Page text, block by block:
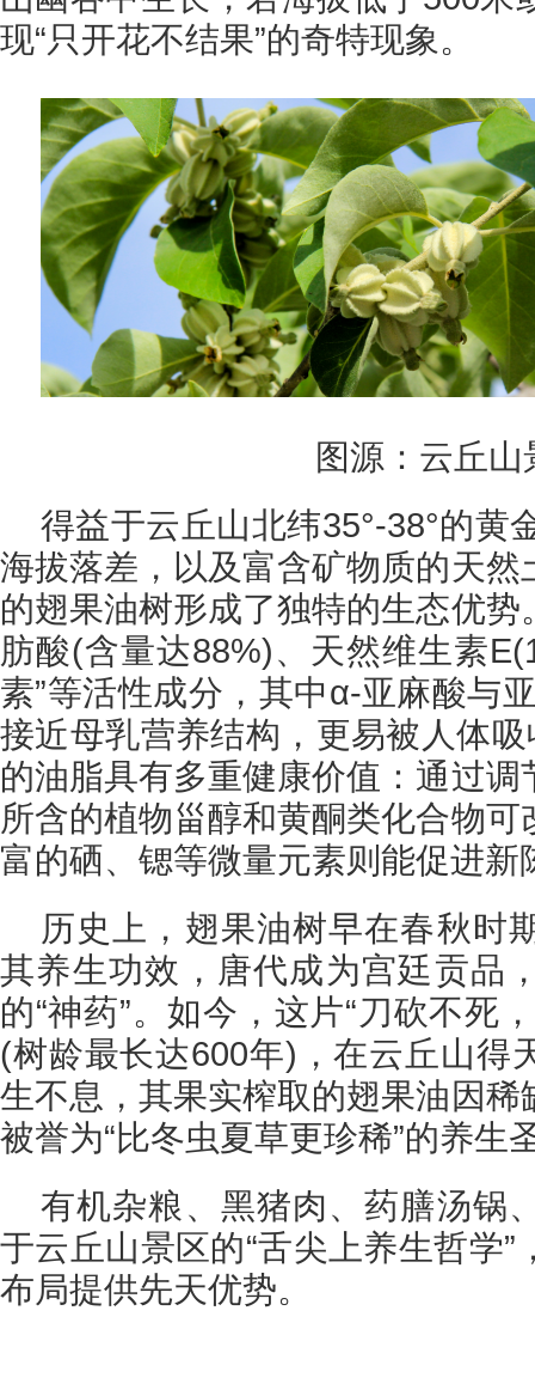
现“只开花不结果”的奇特现象。
图源：云丘山
得益于云丘山北纬35°-38°的黄
海拔落差，以及富含矿物质的天
的翅果油树形成了独特的生态优
肪酸(含量达88%)、天然维生素
素”等活性成分，其中α-亚麻酸与
接近母乳营养结构，更易被人体吸
的油脂具有多重健康价值：通过
所含的植物甾醇和黄酮类化合物
富的硒、锶等微量元素则能促进新
历史上，翅果油树早在春秋时
其养生功效，唐代成为宫廷贡品
的“神药”。如今，这片“刀砍不死
(树龄最长达600年)，在云丘山得
生不息，其果实榨取的翅果油因
被誉为“比冬虫夏草更珍稀”的养生
有机杂粮、黑猪肉、药膳汤锅
于云丘山景区的“舌尖上养生哲学
布局提供先天优势。